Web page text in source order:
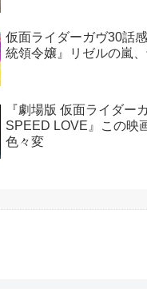
仮面ライダーガヴ30話
統領令嬢』リゼルの嵐、
『劇場版 仮面ライダー
SPEED LOVE』この映
色々変